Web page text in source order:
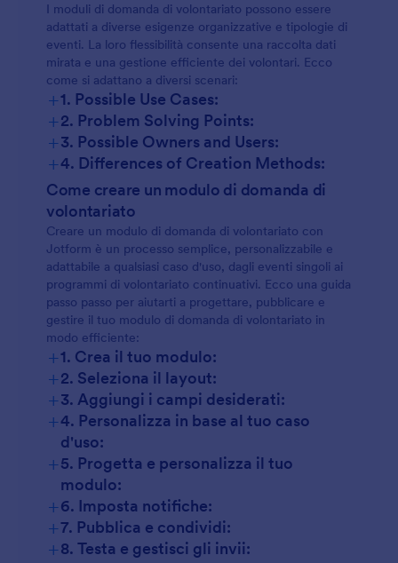
I moduli di domanda di volontariato possono essere
adattati a diverse esigenze organizzative e tipologie di
eventi. La loro flessibilità consente una raccolta dati
mirata e una gestione efficiente dei volontari. Ecco
come si adattano a diversi scenari:
+1. Possible Use Cases:
+2. Problem Solving Points:
+3. Possible Owners and Users:
+4. Differences of Creation Methods:
Come creare un modulo di domanda di
volontariato
Creare un modulo di domanda di volontariato con
Jotform è un processo semplice, personalizzabile e
adattabile a qualsiasi caso d'uso, dagli eventi singoli ai
programmi di volontariato continuativi. Ecco una guida
passo passo per aiutarti a progettare, pubblicare e
gestire il tuo modulo di domanda di volontariato in
modo efficiente:
+1. Crea il tuo modulo:
+2. Seleziona il layout:
+3. Aggiungi i campi desiderati:
+4. Personalizza in base al tuo caso
d'uso:
+5. Progetta e personalizza il tuo
modulo:
+6. Imposta notifiche:
+7. Pubblica e condividi:
+8. Testa e gestisci gli invii: